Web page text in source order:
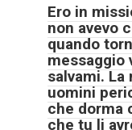
Ero in
non avevo
quando
messaggio
salvami. La
uomini
che dorma
che tu li